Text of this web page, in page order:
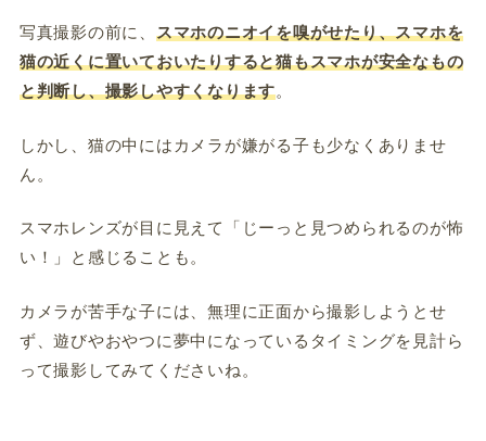
写真撮影の前に、 スマホのニオイを嗅がせたり、スマホを
猫の近くに置いておいたりすると猫もスマホが安全なもの
と判断し、撮影しやすくなります。
しかし、猫の中にはカメラが嫌がる子も少なくありませ
ん。
スマホレンズが目に見えて「じーっと見つめられるのが怖
い！」と感じることも。
カメラが苦手な子には、無理に正面から撮影しようとせ
ず、遊びやおやつに夢中になっているタイミングを見計ら
って撮影してみてくださいね。